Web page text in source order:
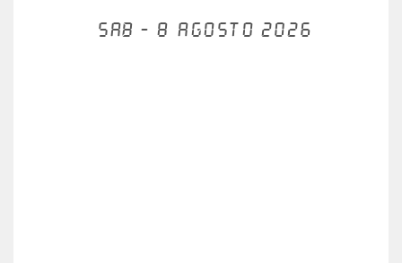
Sab - 8 agosto 2026